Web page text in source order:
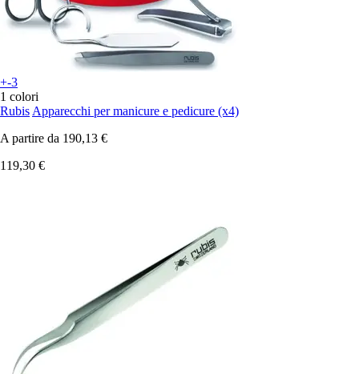
+-3
1 colori
Rubis Apparecchi per manicure e pedicure (x4)
A partire da 190,13 €
119,30 €